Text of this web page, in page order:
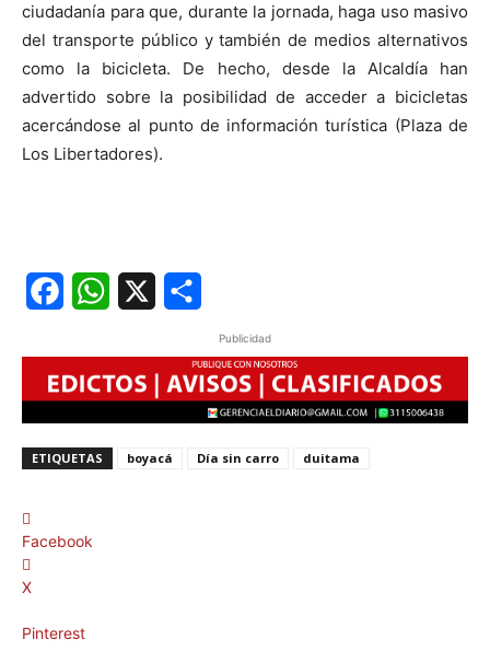
ciudadanía para que, durante la jornada, haga uso masivo
del transporte público y también de medios alternativos
como la bicicleta. De hecho, desde la Alcaldía han
advertido sobre la posibilidad de acceder a bicicletas
acercándose al punto de información turística (Plaza de
Los Libertadores).
Publicidad
ETIQUETAS boyacá Día sin carro duitama
Facebook
X
Pinterest